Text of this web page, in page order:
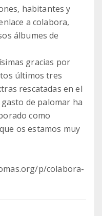
habitantes y
a colabora,
álbumes de
gracias por
últimos tres
rescatadas en el
de palomar ha
como
os estamos muy
p/colabora-